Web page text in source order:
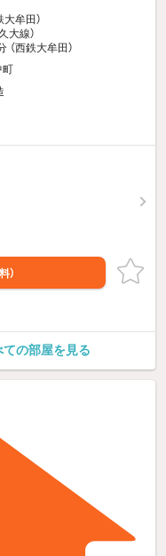
大牟田）
大線）
（西鉄大牟田）
町
）
の部屋を見る